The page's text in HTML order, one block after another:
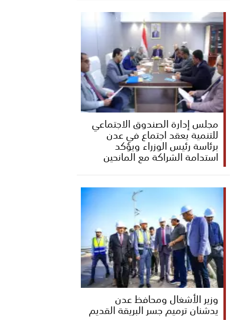
مجلس إدارة الصندوق الاجتماعي
للتنمية يعقد اجتماع في عدن
برئاسة رئيس الوزراء ويؤكد
استدامة الشراكة مع المانحين
وزير الأشغال ومحافظ عدن
يدشنان ترميم جسر البريقة القديم